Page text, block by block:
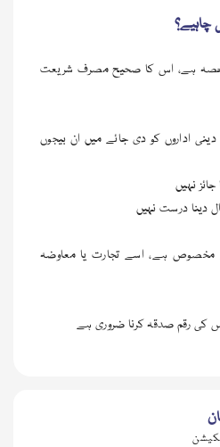
چاہیے؟
حصہ ہے، اس کا صحیح مصرف شریعت
اداروں کو دی جائے میں ان بیجوں
نہیں
دینا درست نہیں
مخصوص ہے، اسے تجارت یا معاوضہ
کی رقم صدقہ کرنا ضروری ہے